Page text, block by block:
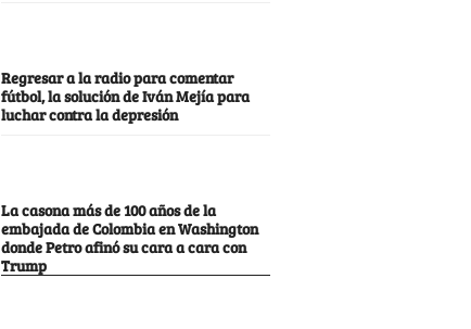
Regresar a la radio para comentar
fútbol, la solución de Iván Mejía para
luchar contra la depresión
La casona más de 100 años de la
embajada de Colombia en Washington
donde Petro afinó su cara a cara con
Trump